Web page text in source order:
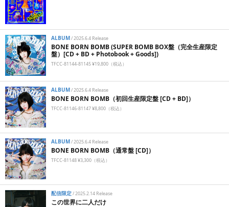
ALBUM/2025.6.4 Release
BONE BORN BOMB (SUPER BOMB BOX盤（完全生産限定
盤）[CD + BD + Photobook + Goods])
TFCC-81144-81145 ¥19,800（税込）
ALBUM/2025.6.4 Release
BONE BORN BOMB（初回生産限定盤 [CD + BD]）
TFCC-81146-81147 ¥8,800（税込）
ALBUM/2025.6.4 Release
BONE BORN BOMB（通常盤 [CD]）
TFCC-81148 ¥3,300（税込）
配信限定/2025.2.14 Release
この世界に二人だけ